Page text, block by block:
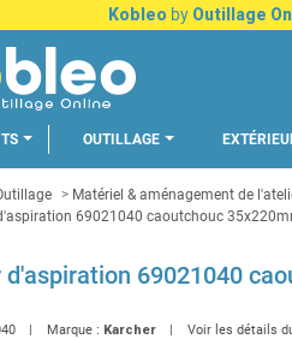
Kobleo by Outillage
OUTILLAGE
Matériel & aménagement de
69021040 caoutchouc
d'aspiration 69021040
Marque : Karcher Voir les détails